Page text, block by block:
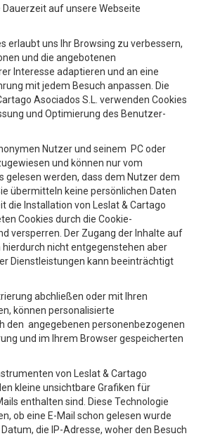
Dauerzeit auf unsere Webseite
erlaubt uns Ihr Browsing zu verbessern,
und die angebotenen
Interesse adaptieren und an eine
mit jedem Besuch anpassen. Die
Asociados S.L. verwenden Cookies
und Optimierung des Benutzer-
Nutzer und seinem PC oder
und können nur vom
gelesen werden, dass dem Nutzer dem
übermitteln keine persönlichen Daten
die Installation von Leslat & Cartago
Cookies durch die Cookie-
versperren. Der Zugang der Inhalte auf
nicht entgegenstehen aber
Dienstleistungen kann beeinträchtigt
abchließen oder mit Ihren
können personalisierte
den angegebenen personenbezogenen
und im Ihrem Browser gespeicherten
von Leslat & Cartago
kleine unsichtbare Grafiken für
enthalten sind. Diese Technologie
ob eine E-Mail schon gelesen wurde
die IP-Adresse, woher den Besuch